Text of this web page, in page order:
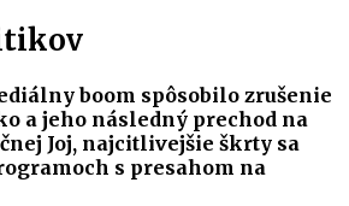
boom spôsobilo zrušenie
a jeho následný prechod na
Joj, najcitlivejšie škrty sa
s presahom na